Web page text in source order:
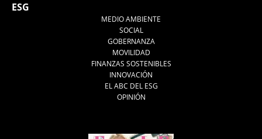
ESG
MEDIO AMBIENTE
SOCIAL
GOBERNANZA
MOVILIDAD
FINANZAS SOSTENIBLES
INNOVACIÓN
EL ABC DEL ESG
OPINIÓN